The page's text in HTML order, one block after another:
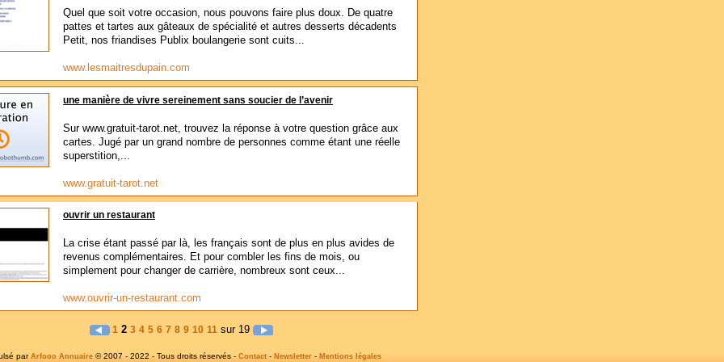
Quel que soit votre occasion, nous pouvons faire plus doux. De quatre
pattes et tartes aux gâteaux de spécialité et autres desserts décadents
Petit, nos friandises Publix boulangerie sont cuits...
www.lesmaitresdupain.com
une manière de vivre sereinement sans soucier de l’avenir
Sur www.gratuit-tarot.net, trouvez la réponse à votre question grâce aux
cartes. Jugé par un grand nombre de personnes comme étant une réelle
superstition,...
www.gratuit-tarot.net
ouvrir un restaurant
La crise étant passé par là, les français sont de plus en plus avides de
revenus complémentaires. Et pour combler les fins de mois, ou
simplement pour changer de carrière, nombreux sont ceux...
www.ouvrir-un-restaurant.com
1 2 3 4 5 6 7 8 9 10 11sur 19
par Arfooo Annuaire © 2007 - 2022 - Tous droits réservés - Contact - Newsletter - Mentions légales